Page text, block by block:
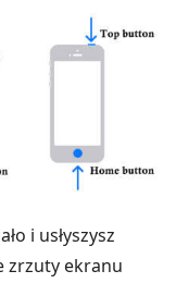
i usłyszysz
zrzuty ekranu